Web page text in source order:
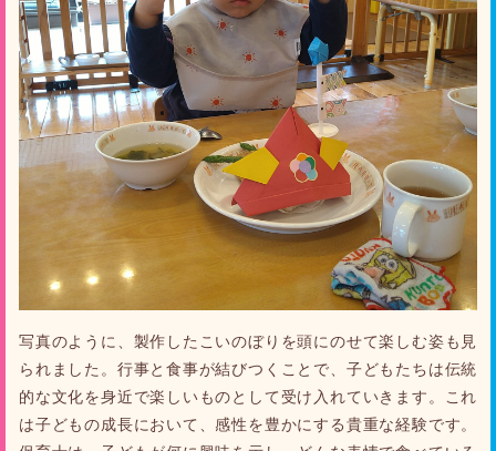
写真のように、製作したこいのぼりを頭にのせて楽しむ姿も見
られました。行事と食事が結びつくことで、子どもたちは伝統
的な文化を身近で楽しいものとして受け入れていきます。これ
は子どもの成長において、感性を豊かにする貴重な経験です。